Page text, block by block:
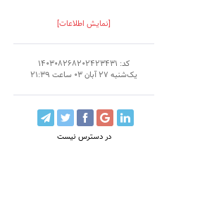
[نمایش اطلاعات]
کد: 140308268202423431
یک‌شنبه 27 آبان 03 ساعت 21:39
در دسترس نیست